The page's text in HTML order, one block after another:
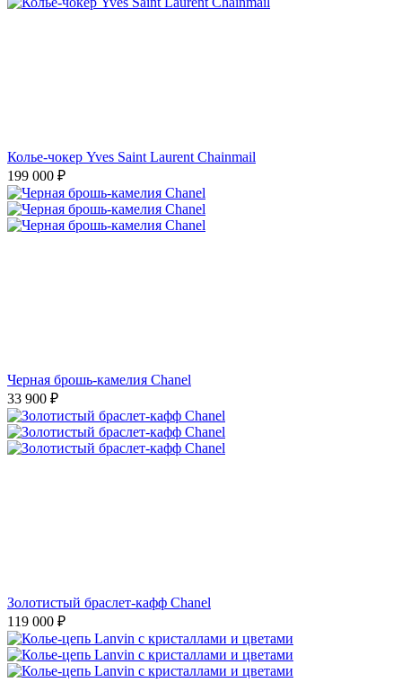
Колье-чокер Yves Saint Laurent Chainmail
199 000 ₽
Черная брошь-камелия Chanel
33 900 ₽
Золотистый браслет-кафф Chanel
119 000 ₽